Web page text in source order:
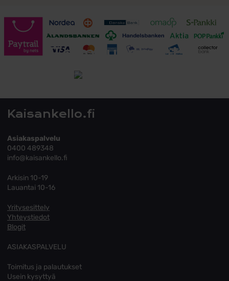
Toimitusehdot
Kaisankello.fi
Asiakaspalvelu
0400 489348
info@kaisankello.fi
Arkisin 10-19
Lauantai 10-16
Yritysesittely
Yhteystiedot
Blogit
ASIAKASPALVELU
Toimitus ja palautukset
Usein kysyttyä